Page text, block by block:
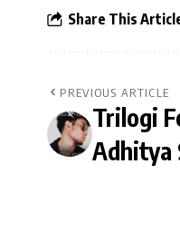
Share This
PREVIOUS ARTICLE
Trilogi
Adhitya